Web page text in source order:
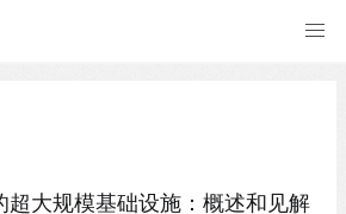
大规模基础设施：概述和见解